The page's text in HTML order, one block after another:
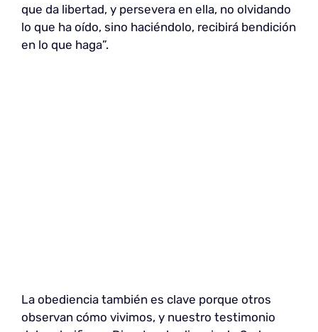
que da libertad, y persevera en ella, no olvidando
lo que ha oído, sino haciéndolo, recibirá bendición
en lo que haga”.
La obediencia también es clave porque otros
observan cómo vivimos, y nuestro testimonio